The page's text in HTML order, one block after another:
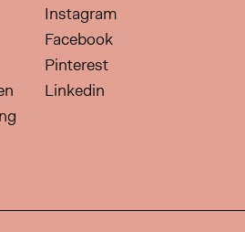
Instagram
Facebook
Pinterest
Linkedin
für